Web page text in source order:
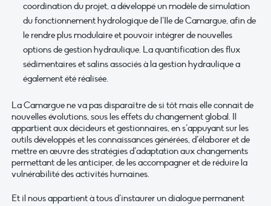
coordination du projet, a développé un modèle de simulation
du fonctionnement hydrologique de l’Ile de Camargue, afin de
le rendre plus modulaire et pouvoir intégrer de nouvelles
options de gestion hydraulique. La quantification des flux
sédimentaires et salins associés à la gestion hydraulique a
également été réalisée.
La Camargue ne va pas disparaître de si tôt mais elle connait de
nouvelles évolutions, sous les effets du changement global. Il
appartient aux décideurs et gestionnaires, en s’appuyant sur les
outils développés et les connaissances générées, d’élaborer et de
mettre en œuvre des stratégies d’adaptation aux changements
permettant de les anticiper, de les accompagner et de réduire la
vulnérabilité des activités humaines.
Et il nous appartient à tous d’instaurer un dialogue permanent